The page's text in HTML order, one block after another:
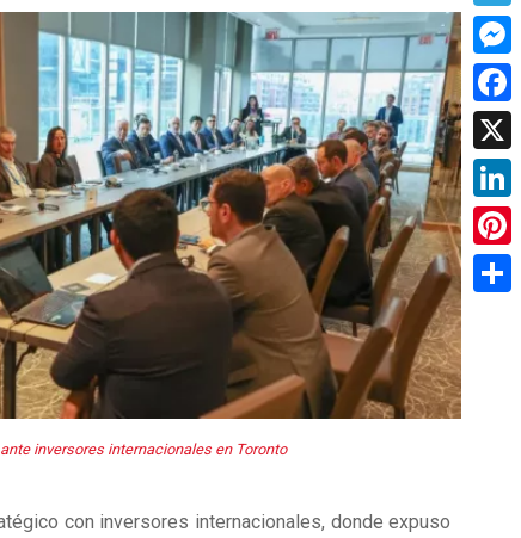
inversores internacionales en Toronto
con inversores internacionales, donde expuso
X